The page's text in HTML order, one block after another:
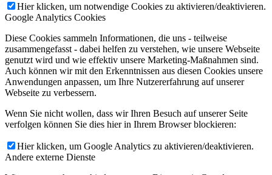
Hier klicken, um notwendige Cookies zu aktivieren/deaktivieren.
Google Analytics Cookies
Diese Cookies sammeln Informationen, die uns - teilweise
zusammengefasst - dabei helfen zu verstehen, wie unsere Webseite
genutzt wird und wie effektiv unsere Marketing-Maßnahmen sind.
Auch können wir mit den Erkenntnissen aus diesen Cookies unsere
Anwendungen anpassen, um Ihre Nutzererfahrung auf unserer
Webseite zu verbessern.
Wenn Sie nicht wollen, dass wir Ihren Besuch auf unserer Seite
verfolgen können Sie dies hier in Ihrem Browser blockieren:
Hier klicken, um Google Analytics zu aktivieren/deaktivieren.
Andere externe Dienste